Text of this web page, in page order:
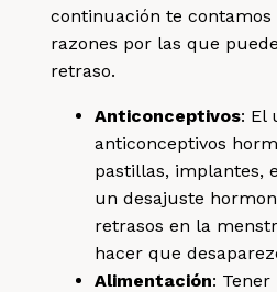
continuación te contamos
razones por las que
retraso.
Anticonceptivos: El
anticonceptivos
pastillas, implantes,
un desajuste
retrasos en la
hacer que
Alimentación: